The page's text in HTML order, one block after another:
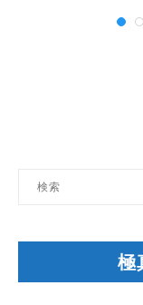
極